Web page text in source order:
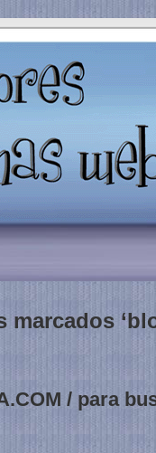
marcados
/ para